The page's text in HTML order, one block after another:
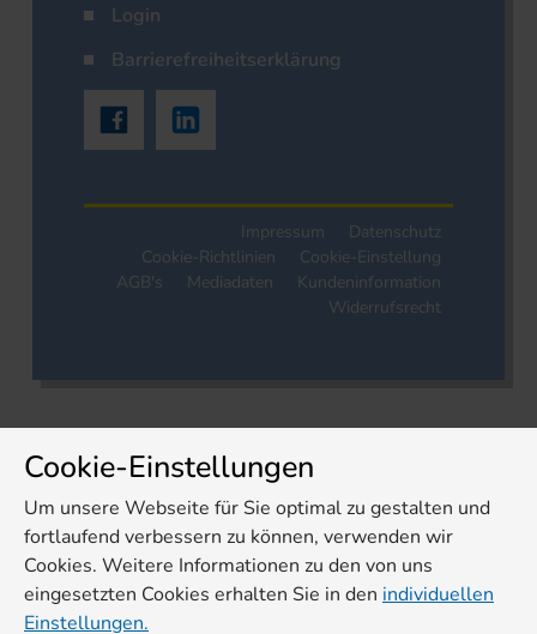
Login
Barrierefreiheitserklärung
Impressum
Datenschutz
Cookie-Richtlinien
Cookie-Einstellung
AGB's
Mediadaten
Kundeninformation
Widerrufsrecht
Cookie-Einstellungen
Um unsere Webseite für Sie optimal zu gestalten und
fortlaufend verbessern zu können, verwenden wir
Cookies. Weitere Informationen zu den von uns
eingesetzten Cookies erhalten Sie in den individuellen
Einstellungen.